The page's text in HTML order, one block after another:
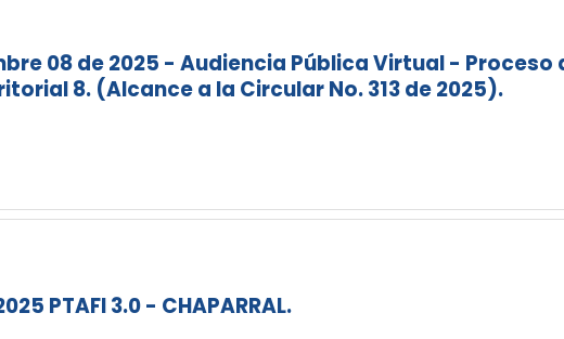
08 de 2025 - Audiencia Pública Virtual - Proceso
8. (Alcance a la Circular No. 313 de 2025).
PTAFI 3.0 - CHAPARRAL.